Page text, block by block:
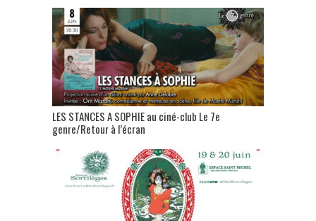
LES STANCES A SOPHIE au ciné-club Le 7e
genre/Retour à l’écran